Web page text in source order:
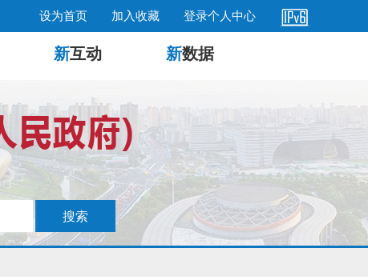
设为首页 加入收藏 登录个人中心
新互动 新数据